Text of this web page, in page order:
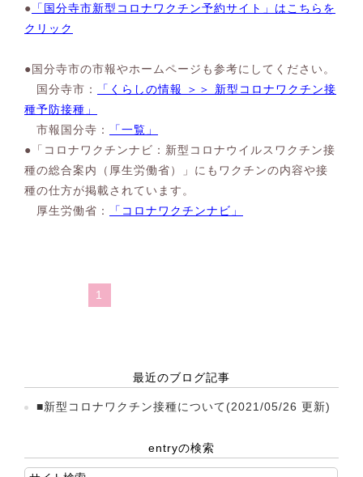
● 「国分寺市新型コロナワクチン予約サイト」はこちらを
クリック
●国分寺市の市報やホームページも参考にしてください。
国分寺市：
「くらしの情報 ＞＞ 新型コロナワクチン接
種予防接種」
市報国分寺：
「一覧」
●「コロナワクチンナビ：新型コロナウイルスワクチン接
種の総合案内（厚生労働省）」にもワクチンの内容や接
種の仕方が掲載されています。
厚生労働省：
「コロナワクチンナビ」
1
最近のブログ記事
■新型コロナワクチン接種について(2021/05/26 更新)
entryの検索